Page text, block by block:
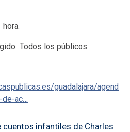
hora.
Todos los públicos
guadalajara/agend
de-ac…
infantiles de Charles